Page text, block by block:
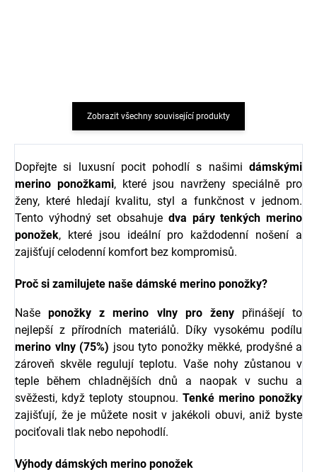
Zobrazit všechny související produkty
Dopřejte si luxusní pocit pohodlí s našimi dámskými
merino ponožkami, které jsou navrženy speciálně pro
ženy, které hledají kvalitu, styl a funkčnost v jednom.
Tento výhodný set obsahuje dva páry tenkých merino
ponožek, které jsou ideální pro každodenní nošení a
zajišťují celodenní komfort bez kompromisů.
Proč si zamilujete naše dámské merino ponožky?
Našeponožky z merino vlny pro ženypřinášejí to
nejlepší z přírodních materiálů. Díky vysokému podílu
merino vlny (75%) jsou tyto ponožky měkké, prodyšné a
zároveň skvěle regulují teplotu. Vaše nohy zůstanou v
teple během chladnějších dnů a naopak v suchu a
svěžesti, když teploty stoupnou. Tenké merino ponožky
zajišťují, že je můžete nosit v jakékoli obuvi, aniž byste
pociťovali tlak nebo nepohodlí.
Výhody dámských merino ponožek